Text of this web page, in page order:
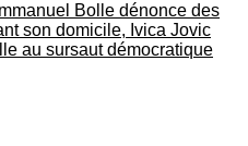
Bolle dénonce des
son domicile, Ivica Jovic
au sursaut démocratique